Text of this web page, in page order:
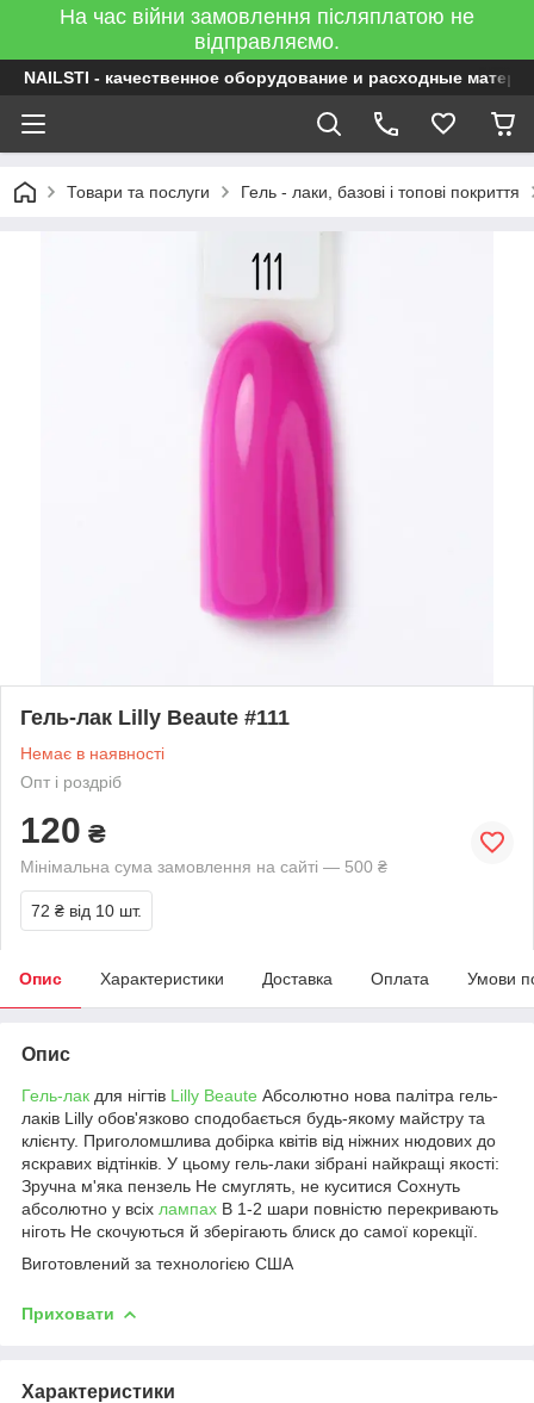
На час війни замовлення післяплатою не
відправляємо.
NAILSTI - качественное оборудование и расходные
Товари та послуги Гель - лаки, базові і топові покриття
Гель-лак Lilly Beaute #111
Немає в наявності
Опт і роздріб
120 ₴
Мінімальна сума замовлення на сайті — 500 ₴
72 ₴ від 10 шт.
Опис Характеристики Доставка Оплата Умови
Опис
Гель-лак для нігтів Lilly Beaute Абсолютно нова палітра гель-
лаків Lilly обов'язково сподобається будь-якому майстру та
клієнту. Приголомшлива добірка квітів від ніжних нюдових до
яскравих відтінків. У цьому гель-лаки зібрані найкращі якості:
Зручна м'яка пензель Не смуглять, не куситися Сохнуть
абсолютно у всіх лампах В 1-2 шари повністю перекривають
ніготь Не скочуються й зберігають блиск до самої корекції.
Виготовлений за технологією США
Приховати
Характеристики